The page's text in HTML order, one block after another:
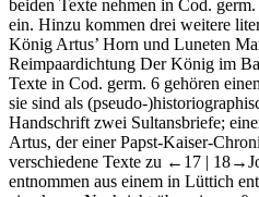
beiden Texte nehmen in Cod.
ein. Hinzu kommen drei weitere
König Artus’ Horn und Luneten
Reimpaardichtung Der König im
Texte in Cod. germ. 6 gehören
sie sind als (pseudo-
Handschrift zwei Sultansbriefe;
Artus, der einer Papst-Kaiser-
verschiedene Texte zu ←17 | 18→
entnommen aus einem in Lüttich